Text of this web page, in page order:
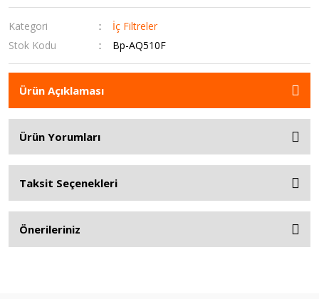
Kategori
İç Filtreler
Stok Kodu
Bp-AQ510F
Ürün Açıklaması
Ürün Yorumları
Taksit Seçenekleri
Önerileriniz